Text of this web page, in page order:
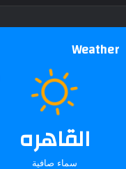
Weather
القاهره
سماء صافية